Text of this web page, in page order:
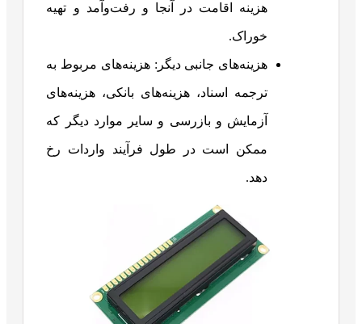
هزینه اقامت در آنجا و رفت‌‍‌وآمد و تهیه
خوراک.
هزینه‌های جانبی دیگر: هزینه‌های مربوط به
ترجمه اسناد، هزینه‌های بانکی، هزینه‌های
آزمایش و بازرسی و سایر موارد دیگر که
ممکن است در طول فرآیند واردات رخ
دهد.